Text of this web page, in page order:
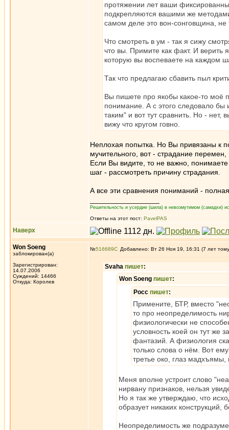
протяжении лет ваши
подкрепляются вашими же
самом деле это вон-сонговщина, не
Что смотреть в ум - так я сижу
что вы. Примите как факт. И верить
которую вы воспеваете на каждом
Так что предлагаю сбавить пыл
Вы пишете про якобы какое-то моё
понимание. А с этого следовало
таким" и вот тут сравнить. Но - нет,
вижу что кругом говно.
Неплохая попытка. Но Вы привязаны к
мучительного, вот - страдание
Если Вы видите, то не важно,
шаг - рассмотреть причину страдания.
А все эти сравнения пониманий -
Решительность и усердие (шила) в невозмутимом (самадхи)
Ответы на этот пост: PavelPAS
Наверх
Won Soeng
заблокирован(а)
Зарегистрирован:
14.07.2006
Суждений: 14466
Откуда: Королев
№516689 Добавлено: Вт 26 Ноя 19, 16:31 (7 лет
Svaha пишет:
Won Soeng пишет:
Росс пишет:
Примените, БТР, вместо
то про неопределимость
физиологически не
условность коей он тут же
фантазий. А физиология
только слова о нём. Вот
третье око, глаз
Меня вполне устроит слово
нирвану признаков, нельзя
Но я так же утверждаю, что
образует никаких конструкций,
Неопределимость же